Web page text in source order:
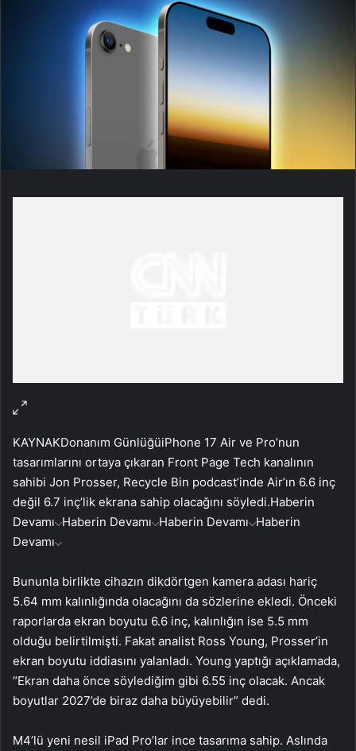
KAYNAKDonanım GünlüğüiPhone 17 Air ve Pro’nun
tasarımlarını ortaya çıkaran Front Page Tech kanalının
sahibi Jon Prosser, Recycle Bin podcast’inde Air’ın 6.6 inç
değil 6.7 inç’lik ekrana sahip olacağını söyledi.Haberin
Devamı Haberin Devamı Haberin Devamı Haberin
Devamı
Bununla birlikte cihazın dikdörtgen kamera adası hariç
5.64 mm kalınlığında olacağını da sözlerine ekledi. Önceki
raporlarda ekran boyutu 6.6 inç, kalınlığın ise 5.5 mm
olduğu belirtilmişti. Fakat analist Ross Young, Prosser’in
ekran boyutu iddiasını yalanladı. Young yaptığı açıklamada,
“Ekran daha önce söylediğim gibi 6.55 inç olacak. Ancak
boyutlar 2027’de biraz daha büyüyebilir” dedi.
M4’lü yeni nesil iPad Pro’lar ince tasarıma sahip. Aslında